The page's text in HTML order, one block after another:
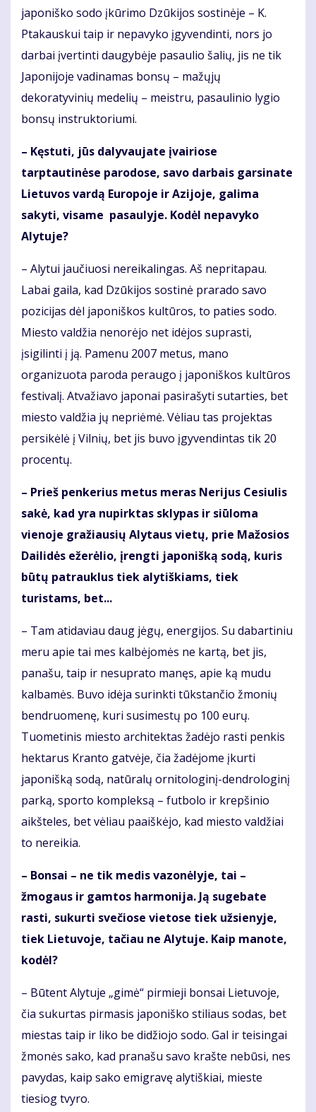
japoniško sodo įkūrimo Dzūkijos sostinėje – K.
Ptakauskui taip ir nepavyko įgyvendinti, nors jo
darbai įvertinti daugybėje pasaulio šalių, jis ne tik
Japonijoje vadinamas bonsų – mažųjų
dekoratyvinių medelių – meistru, pasaulinio lygio
bonsų instruktoriumi.
– Kęstuti, jūs dalyvaujate įvairiose
tarptautinėse parodose, savo darbais garsinate
Lietuvos vardą Europoje ir Azijoje, galima
sakyti, visame pasaulyje. Kodėl nepavyko
Alytuje?
– Alytui jaučiuosi nereikalingas. Aš nepritapau.
Labai gaila, kad Dzūkijos sostinė prarado savo
pozicijas dėl japoniškos kultūros, to paties sodo.
Miesto valdžia nenorėjo net idėjos suprasti,
įsigilinti į ją. Pamenu 2007 metus, mano
organizuota paroda peraugo į japoniškos kultūros
festivalį. Atvažiavo japonai pasirašyti sutarties, bet
miesto valdžia jų nepriėmė. Vėliau tas projektas
persikėlė į Vilnių, bet jis buvo įgyvendintas tik 20
procentų.
– Prieš penkerius metus meras Nerijus Cesiulis
sakė, kad yra nupirktas sklypas ir siūloma
vienoje gražiausių Alytaus vietų, prie Mažosios
Dailidės ežerėlio, įrengti japonišką sodą, kuris
būtų patrauklus tiek alytiškiams, tiek
turistams, bet...
– Tam atidaviau daug jėgų, energijos. Su dabartiniu
meru apie tai mes kalbėjomės ne kartą, bet jis,
panašu, taip ir nesuprato manęs, apie ką mudu
kalbamės. Buvo idėja surinkti tūkstančio žmonių
bendruomenę, kuri susimestų po 100 eurų.
Tuometinis miesto architektas žadėjo rasti penkis
hektarus Kranto gatvėje, čia žadėjome įkurti
japonišką sodą, natūralų ornitologinį-dendrologinį
parką, sporto kompleksą – futbolo ir krepšinio
aikšteles, bet vėliau paaiškėjo, kad miesto valdžiai
to nereikia.
– Bonsai – ne tik medis vazonėlyje, tai –
žmogaus ir gamtos harmonija. Ją sugebate
rasti, sukurti svečiose vietose tiek užsienyje,
tiek Lietuvoje, tačiau ne Alytuje. Kaip manote,
kodėl?
– Būtent Alytuje „gimė“ pirmieji bonsai Lietuvoje,
čia sukurtas pirmasis japoniško stiliaus sodas, bet
miestas taip ir liko be didžiojo sodo. Gal ir teisingai
žmonės sako, kad pranašu savo krašte nebūsi, nes
pavydas, kaip sako emigravę alytiškiai, mieste
tiesiog tvyro.